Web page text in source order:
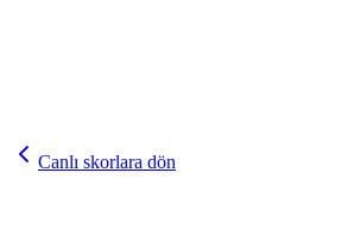
Canlı skorlara dön